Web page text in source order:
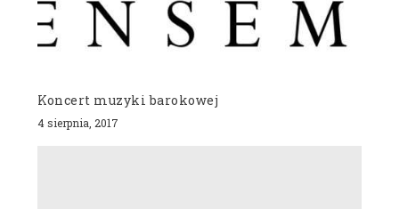
Koncert muzyki barokowej
4 sierpnia, 2017